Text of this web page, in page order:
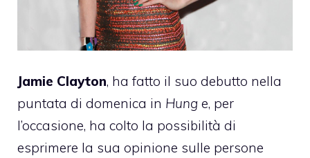
Jamie Clayton, ha fatto il suo debutto nella
puntata di domenica in Hung e, per
l’occasione, ha colto la possibilità di
esprimere la sua opinione sulle persone